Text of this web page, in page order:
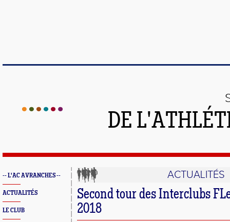
DE
-- L'AC AVRANCHES --
ACTUALITÉS
LE CLUB
ACTUALITÉS
Second tour des Interclubs
2018